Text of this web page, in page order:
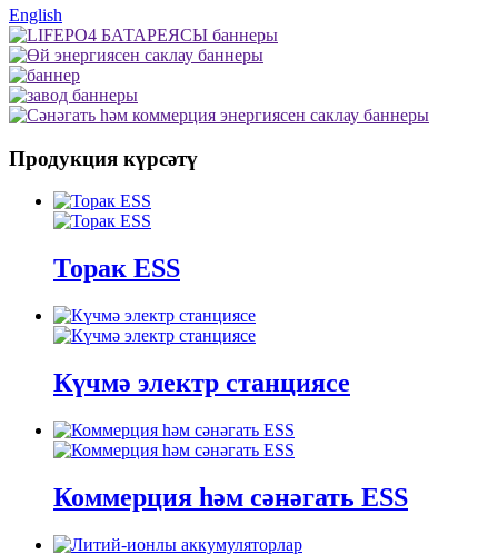
English
Продукция күрсәтү
Торак ESS
Күчмә электр станциясе
Коммерция һәм сәнәгать ESS